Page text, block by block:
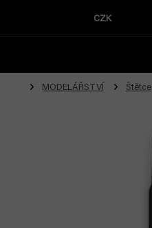
CZK
MODELÁŘSTVÍ Štětce